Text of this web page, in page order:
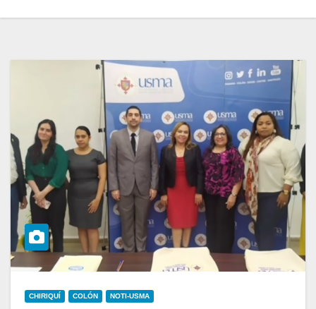
CHIRIQUÍ COLÓN NOTI-USMA